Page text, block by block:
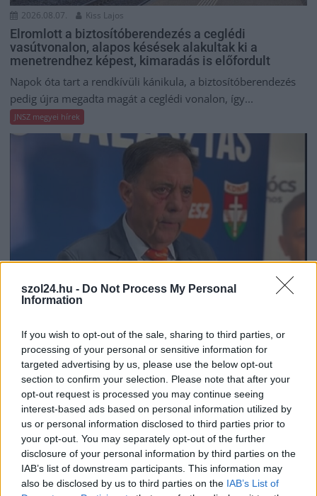
szol24.hu - Do Not Process My Personal
Information
If you wish to opt-out of the sale, sharing to third parties, or
processing of your personal or sensitive information for
targeted advertising by us, please use the below opt-out
section to confirm your selection. Please note that after your
opt-out request is processed you may continue seeing
interest-based ads based on personal information utilized by
us or personal information disclosed to third parties prior to
your opt-out. You may separately opt-out of the further
disclosure of your personal information by third parties on the
IAB’s list of downstream participants. This information may
also be disclosed by us to third parties on the IAB’s List of
2026.08.07. Kiss Lajos
Elromlott a biztosítóberendezés a ceglédi
vasútvonalon, alapos késések alakultak ki a
menetrendhez képest, kimaradás is előfordult
Napok óta tart a rendkívüli kánikula, a biztosítóberendezés
pedig újra megadta magát a ceglédi vonalon, így...
JNSZ megyei hírek
2026.08.06. Kiss Lajos
Sok volt az igazolatlan hiányzás, Pócs János
fizetéslevonást kapott, más fideszesek még
kevesebbet vittek haza
A jászsági fideszes képviselő túl sokszor hiányzott
igazolatlanul a szavazásokról, de még mindig olcsón
megúszta ahhoz...
JNSZ megyei hírek